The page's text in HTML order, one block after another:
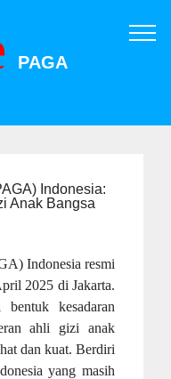
PAGA
Indonesia:
Anak Bangsa
Indonesia resmi
2025 di Jakarta.
kesadaran
ahli gizi anak
dan kuat. Berdiri
yang masih